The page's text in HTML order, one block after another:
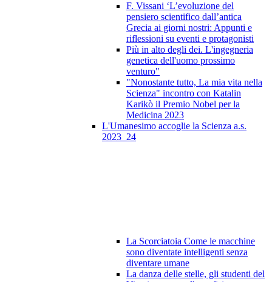
F. Vissani ‘L’evoluzione del
pensiero scientifico dall’antica
Grecia ai giorni nostri: Appunti e
riflessioni su eventi e protagonisti
Più in alto degli dei. L'ingegneria
genetica dell'uomo prossimo
venturo"
"Nonostante tutto, La mia vita nella
Scienza" incontro con Katalin
Karikò il Premio Nobel per la
Medicina 2023
L'Umanesimo accoglie la Scienza a.s.
2023_24
La Scorciatoia Come le macchine
sono diventate intelligenti senza
diventare umane
La danza delle stelle, gli studenti del